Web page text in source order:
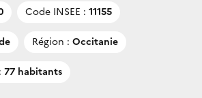
Code INSEE : 11155
Région : Occitanie
77 habitants